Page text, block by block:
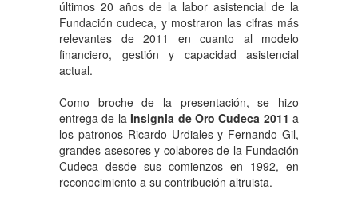
últimos 20 años de la labor asistencial de la
Fundación cudeca, y mostraron las cifras más
relevantes de 2011 en cuanto al modelo
financiero, gestión y capacidad asistencial
actual.
Como broche de la presentación, se hizo
entrega de laInsignia de Oro Cudeca 2011 a
los patronos Ricardo Urdiales y Fernando Gil,
grandes asesores y colabores de la Fundación
Cudeca desde sus comienzos en 1992, en
reconocimiento a su contribución altruista.